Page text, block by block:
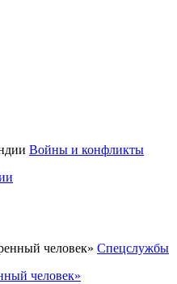
Войны и конфликты
Спецслужбы
человек»